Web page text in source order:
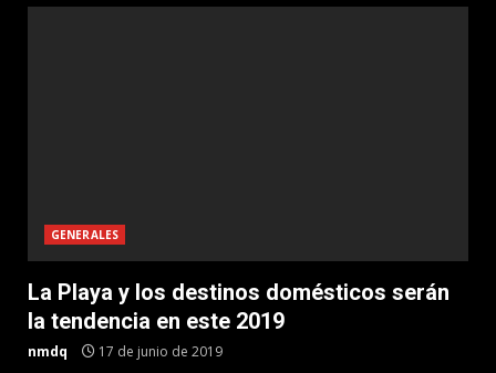
GENERALES
La Playa y los destinos domésticos serán
la tendencia en este 2019
nmdq 17 de junio de 2019